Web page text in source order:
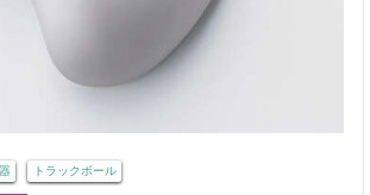
トラックボール